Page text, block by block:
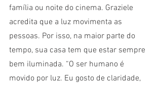
família ou noite do cinema. Graziele
acredita que a luz movimenta as
pessoas. Por isso, na maior parte do
tempo, sua casa tem que estar sempre
bem iluminada. “O ser humano é
movido por luz. Eu gosto de claridade,